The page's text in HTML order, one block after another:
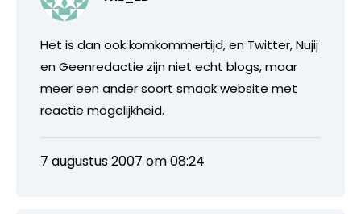
Het is dan ook komkommertijd, en Twitter, Nujij
en Geenredactie zijn niet echt blogs, maar
meer een ander soort smaak website met
reactie mogelijkheid.
7 augustus 2007 om 08:24